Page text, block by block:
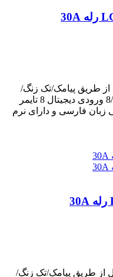
8 کانال کنترل از طریق پیامک/تک زنگ/
اندروید/ریموت 8 خروجی رله 30 آمپری/8 ورودی دیجیتال 8 تایمر
زبان فارسی و دارای نرم
کنترل از طریق پیامک/تک زنگ/